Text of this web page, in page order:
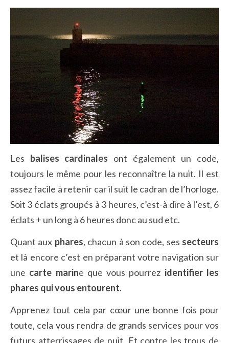
Les balises cardinales ont également un code,
toujours le même pour les reconnaître la nuit. Il est
assez facile à retenir car il suit le cadran de l’horloge.
Soit 3 éclats groupés à 3 heures, c’est-à dire à l’est, 6
éclats + un long à 6 heures donc au sud etc.
Quant aux phares, chacun à son code, ses secteurs
et là encore c’est en préparant votre navigation sur
une carte marine que vous pourrez identifier les
phares qui vous entourent.
Apprenez tout cela par cœur une bonne fois pour
toute, cela vous rendra de grands services pour vos
futurs atterrissages de nuit. Et contre les trous de